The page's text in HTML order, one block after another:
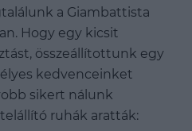
a Giambattista
Hogy egy kicsit
összeállítottunk egy
kedvenceinket
sikert nálunk
ruhák aratták: